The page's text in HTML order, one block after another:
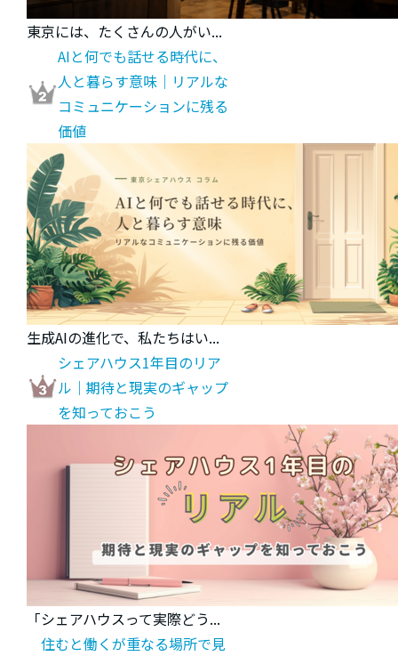
東京には、たくさんの人がい...
AIと何でも話せる時代に、
人と暮らす意味｜リアルな
コミュニケーションに残る
価値
生成AIの進化で、私たちはい...
シェアハウス1年目のリア
ル｜期待と現実のギャップ
を知っておこう
「シェアハウスって実際どう...
住むと働くが重なる場所で見